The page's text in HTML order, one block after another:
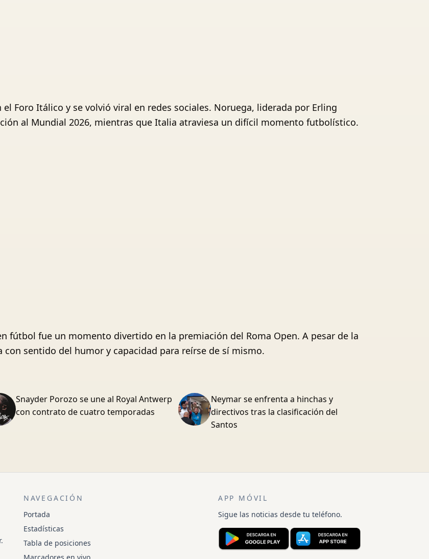
Foro Itálico y se volvió viral en redes sociales. Noruega, liderada por Erling
al Mundial 2026, mientras que Italia atraviesa un difícil momento futbolístico.
fútbol fue un momento divertido en la premiación del Roma Open. A pesar de la
sentido del humor y capacidad para reírse de sí mismo.
Snayder Porozo se une al Royal Antwerp
con contrato de cuatro temporadas
Neymar se enfrenta a hinchas y
directivos tras la clasificación del
Santos
NAVEGACIÓN
Portada
Estadísticas
Tabla de posiciones
APP MÓVIL
Sigue las noticias desde tu teléfono.